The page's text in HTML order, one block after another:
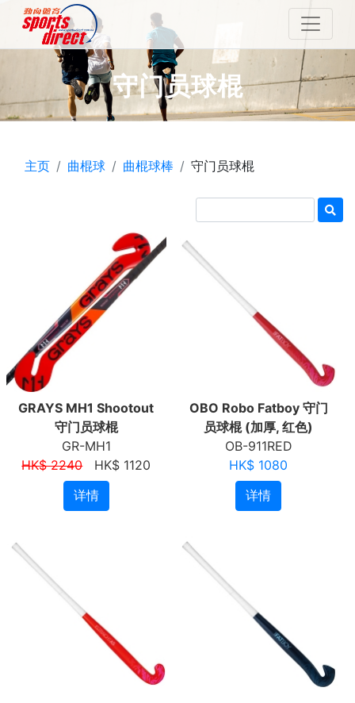
守门员球棍
主页 曲棍球 曲棍球棒 守门员球棍
GRAYS MH1 Shootout
守门员球棍
GR-MH1
HK$ 2240HK$ 1120
详情
OBO Robo Fatboy 守门
员球棍 (加厚, 红色)
OB-911RED
HK$ 1080
详情